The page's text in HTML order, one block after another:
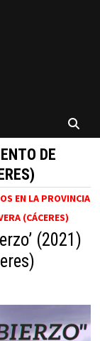
DE
EN LA PROVINCIA
(CÁCERES)
(2021)